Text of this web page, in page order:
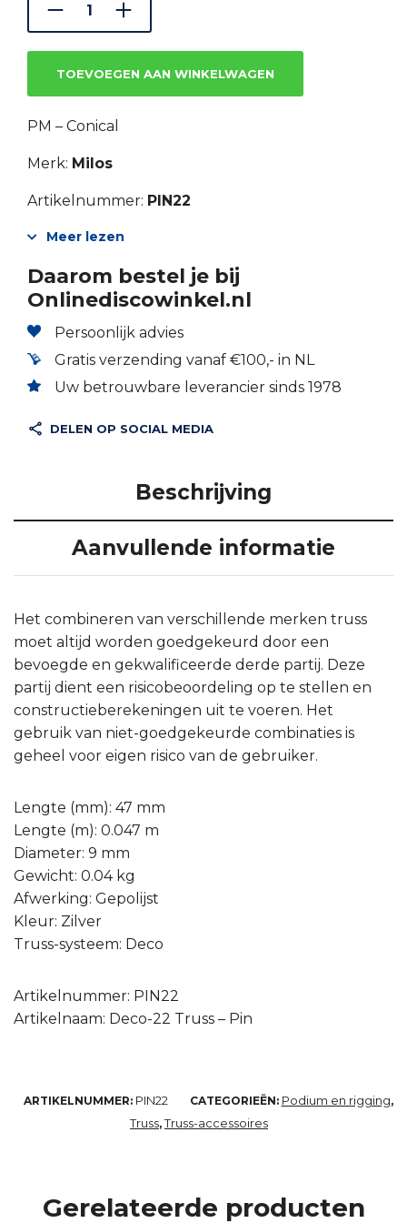
€3.33.
TOEVOEGEN AAN WINKELWAGEN
PM – Conical
Merk: Milos
Artikelnummer: PIN22
Meer lezen
Daarom bestel je bij
Onlinediscowinkel.nl
Persoonlijk advies
Gratis verzending vanaf €100,- in NL
Uw betrouwbare leverancier sinds 1978
DELEN OP SOCIAL MEDIA
Beschrijving
Aanvullende informatie
Het combineren van verschillende merken truss
moet altijd worden goedgekeurd door een
bevoegde en gekwalificeerde derde partij. Deze
partij dient een risicobeoordeling op te stellen en
constructieberekeningen uit te voeren. Het
gebruik van niet-goedgekeurde combinaties is
geheel voor eigen risico van de gebruiker.
Lengte (mm): 47 mm
Lengte (m): 0.047 m
Diameter: 9 mm
Gewicht: 0.04 kg
Afwerking: Gepolijst
Kleur: Zilver
Truss-systeem: Deco
Artikelnummer: PIN22
Artikelnaam: Deco-22 Truss – Pin
ARTIKELNUMMER: PIN22 CATEGORIEËN: Podium en rigging,
Truss,Truss-accessoires
Gerelateerde producten